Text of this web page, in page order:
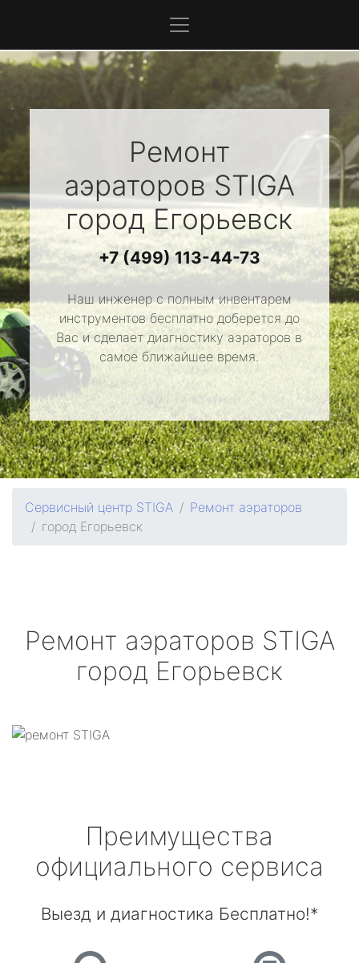
Ремонт
аэраторов STIGA
город Егорьевск
+7 (499) 113-44-73
Наш инженер с полным инвентарем
инструментов бесплатно доберется до
Вас и сделает диагностику аэраторов в
самое ближайшее время.
Сервисный центр STIGA
Ремонт аэраторов
город Егорьевск
Ремонт аэраторов STIGA
город Егорьевск
Преимущества
официального сервиса
Выезд и диагностика Бесплатно!*